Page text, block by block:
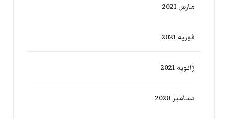
مارس 2021
فوریه 2021
ژانویه 2021
دسامبر 2020